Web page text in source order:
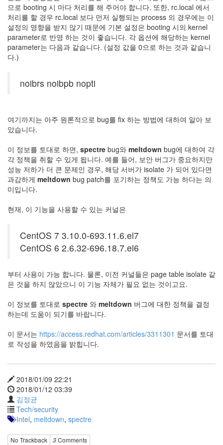
므로 booting 시 마다 처리를 해 주어야 합니다. 또한, rc.local 에서
처리를 할 경우 rc.local 보다 먼저 실행되는 process 의 경우에는 이
설정의 영향을 받지 않기 때문에 기본 설정은 booting 시의 kernel
parameter로 반영 하는 것이 좋습니다. 각 옵션에 해당하는 kernel
parameter는 다음과 같습니다. (설정 값을 0으로 하는 것과 같습니
다.)
noibrs noibpb nopti
여기까지는 아주 원론적으로 bug를 fix 하는 방법에 대하여 알아 보
았습니다.
이 정보를 토대로 하면, spectre bug와 meltdown bug에 대하여 각
각 정책을 취할 수 있게 됩니다. 예를 들어, 보안 버그가 중요하지만
성능 저하가 더 큰 문제인 경우, 해당 서버가 isolate 가 되어 있다면
과감하게 meltdown bug patch를 포기하는 정책도 가능 하다는 의
미입니다.
현재, 이 기능을 사용할 수 있는 커널은
CentOS 7 3.10.0-693.11.6.el7
CentOS 6 2.6.32-696.18.7.el6
부터 사용이 가능 합니다. 물론, 이전 커널들은 page table isolate 같
은 것을 하지 않았으니 이 기능 자체가 필요 없는 것이고요.
이 정보를 토대로 spectre 와 meltdown 버그에 대한 정책을 결정
하는데 도움이 되기를 바랍니다.
이 문서는 https://access.redhat.com/articles/3311301 문서를 토대
로 작성을 하였음을 밝힙니다.
2018/01/09 22:21
2018/01/12 03:39
김정균
Tech/security
Intel, meltdown, spectre
No Trackback 3Comments
트
1
by
김
정
균
전
지
방
전...
by
김
정
균
하
빔
XPH70.2
by
김
균